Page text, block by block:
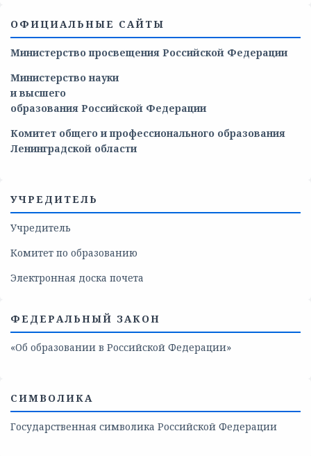
ОФИЦИАЛЬНЫЕ САЙТЫ
Министерство просвещения Российской Федерации
Министерство науки
и высшего
образования Российской Федерации
Комитет общего и профессионального образования
Ленинградской области
УЧРЕДИТЕЛЬ
Учредитель
Комитет по образованию
Электронная доска почета
ФЕДЕРАЛЬНЫЙ ЗАКОН
«Об образовании в Российской Федерации»
СИМВОЛИКА
Государственная символика Российской Федерации